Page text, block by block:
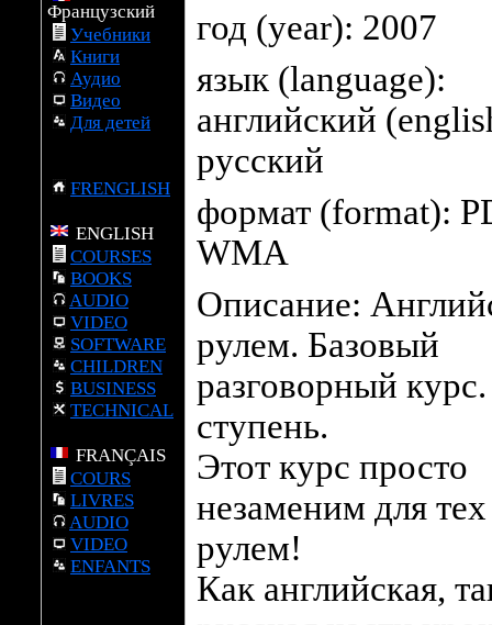
Французский
Учебники
Книги
Аудио
Видео
Для детей
FRENGLISH
ENGLISH
COURSES
BOOKS
AUDIO
VIDEO
SOFTWARE
CHILDREN
BUSINESS
TECHNICAL
FRANÇAIS
COURS
LIVRES
AUDIO
VIDEO
ENFANTS
год (year): 2007
язык (language):
английский
русский
формат (format):
WMA
Описание:
рулем. Базовый
разговорный
ступень.
Этот курс просто
незаменим для тех
рулем!
Как английская,